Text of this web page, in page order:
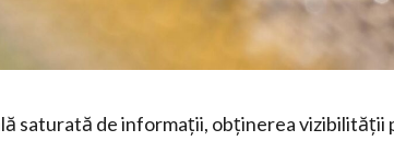
saturată de informații, obținerea